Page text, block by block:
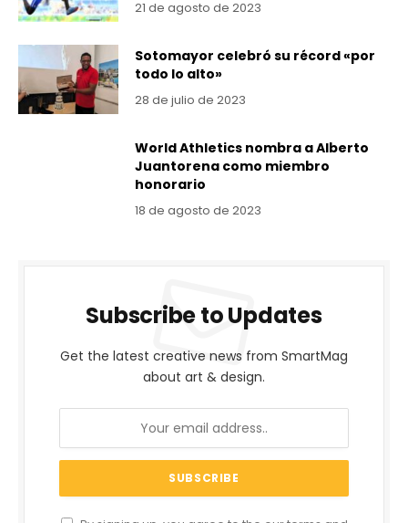
21 de agosto de 2023
Sotomayor celebró su récord «por
todo lo alto»
28 de julio de 2023
World Athletics nombra a Alberto
Juantorena como miembro
honorario
18 de agosto de 2023
Subscribe to Updates
Get the latest creative news from SmartMag
about art & design.